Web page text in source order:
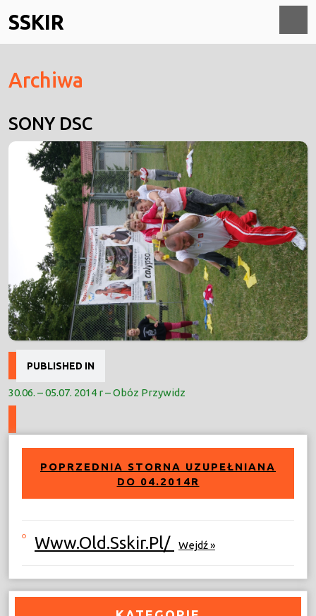
to
content
SSKIR
Archiwa
SONY DSC
Nawigacja
wpisu
PUBLISHED IN
30.06. – 05.07. 2014 r – Obóz Przywidz
POPRZEDNIA STORNA UZUPEŁNIANA
DO 04.2014R
Www.old.sskir.pl/ Wejdź »